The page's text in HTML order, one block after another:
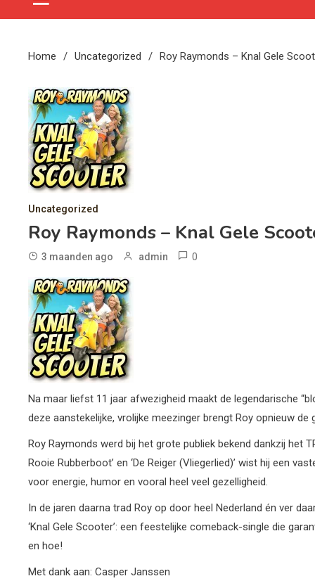
Home Uncategorized Roy Raymonds – Knal Gele
Uncategorized
Roy Raymonds – Knal Gele
3 maanden ago admin 0
Na maar liefst 11 jaar afwezigheid maakt de legendarische
deze aanstekelijke, vrolijke meezinger brengt Roy opnieuw
Roy Raymonds werd bij het grote publiek bekend dankzij het
Rooie Rubberboot’ en ‘De Reiger (Vliegerlied)’ wist hij een
voor energie, humor en vooral heel veel gezelligheid.
In de jaren daarna trad Roy op door heel Nederland én ver
‘Knal Gele Scooter’: een feestelijke comeback-single die
en hoe!
Met dank aan: Casper Janssen